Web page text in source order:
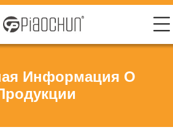
Информация О